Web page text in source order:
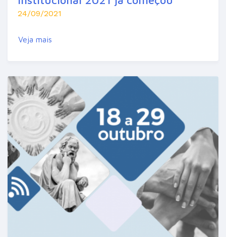
24/09/2021
Veja mais